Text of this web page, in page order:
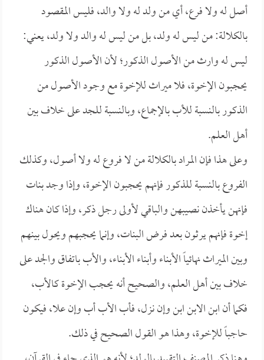
أصل له ولا فرع، أي من ولد له ولا والد، فليس المقصود
بالكلالة: من ليس له ولد، بل من ليس له والد ولا ولد، يعني:
ليس له وارث من الأصول الذكور؛ لأن الأصول الذكور
يحجبون الإخوة، فلا ميراث للإخوة مع وجود الأصول من
الذكور بالنسبة للأب بالإجماع، وبالنسبة للجد على خلاف بين
أهل العلم.
وعلى هذا فإن المراد بالكلالة من لا فروع له ولا أصول، وكذلك
الفروع بالنسبة للذكور فإنهم يحجبون الإخوة، وإذا وجد بنات
فإنهن يأخذن نصيبهن والباقي لأولى رجل ذكر، وإذا كان هناك
إخوة فإنهم يرثون بعد فرض البنات، وإنما يحجبهم ويحول بينهم
وبين الميراث نهائياً الأبناء وأبناء الأبناء، والأب باتفاق والجد على
خلاف بين أهل العلم، والصحيح أنه يحجب الإخوة كالأب،
فكما أن ابن الابن ابن وإن نزل، فأب الأب أب وإن علا، فيكون
حاجباً للإخوة، وهذا هو القول الصحيح في ذلك.